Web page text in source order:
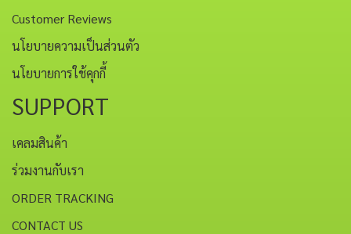
Customer Reviews
นโยบายความเป็นส่วนตัว
นโยบายการใช้คุกกี้
SUPPORT
เคลมสินค้า
ร่วมงานกับเรา
ORDER TRACKING
CONTACT US